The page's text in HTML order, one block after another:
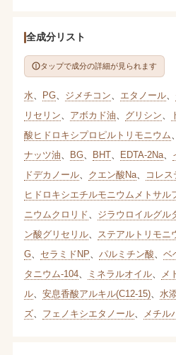
全成分リスト
タップで成分の詳細が見られます
水 PG、 ジメチコン エタノール、
リセリン
アボカド油 グリシン
酸ヒドロキシプロピルトリモニウム
ナッツ油
BG、 BHT、 EDTA-2Na、
ドデカノール、 クエン酸Na、 コレ
ヒドロキシエチルモニウムメトサル
ニウムクロリド
ジラウロイルグル
ン酸グリセリル、 ステアルトリモニ
G、 セラミドNP パルミチン酸 ベ
タニウム-104、 ミネラルオイル、
メ
ル、 安息香酸アルキル(C12-15)、 水
ズ、 フェノキシエタノール、 メチル